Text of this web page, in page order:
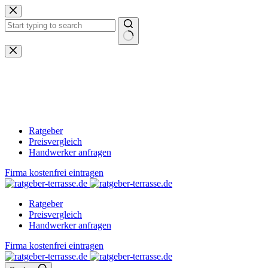
Zum
Inhalt
springen
Keine
Ergebnisse
Ratgeber
Preisvergleich
Handwerker anfragen
Firma kostenfrei eintragen
Ratgeber
Preisvergleich
Handwerker anfragen
Firma kostenfrei eintragen